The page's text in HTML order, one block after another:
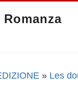
» Les